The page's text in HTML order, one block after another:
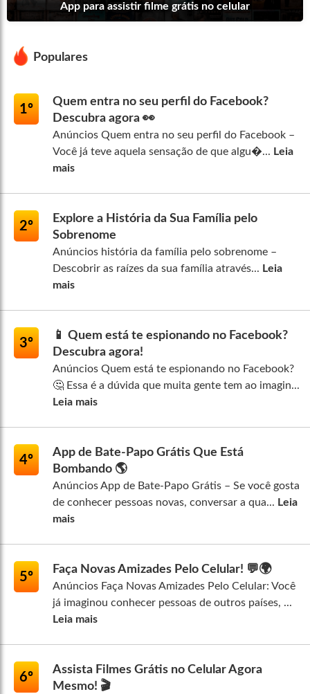
App para assistir filme grátis no celular
Populares
1º
Quem entra no seu perfil do Facebook?
Descubra agora 👀
Anúncios Quem entra no seu perfil do Facebook –
Você já teve aquela sensação de que algu�... Leia
mais
2º
Explore a História da Sua Família pelo
Sobrenome
Anúncios história da família pelo sobrenome –
Descobrir as raízes da sua família através... Leia
mais
3º
📱 Quem está te espionando no Facebook?
Descubra agora!
Anúncios Quem está te espionando no Facebook?
🤔 Essa é a dúvida que muita gente tem ao imagin...
Leia mais
4º
App de Bate-Papo Grátis Que Está
Bombando 🌎
Anúncios App de Bate-Papo Grátis – Se você gosta
de conhecer pessoas novas, conversar a qua... Leia
mais
5º
Faça Novas Amizades Pelo Celular! 💬🌍
Anúncios Faça Novas Amizades Pelo Celular: Você
já imaginou conhecer pessoas de outros países, ...
Leia mais
6º
Assista Filmes Grátis no Celular Agora
Mesmo! 🎬